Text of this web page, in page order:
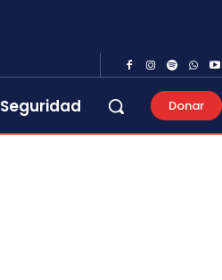
Seguridad Donar